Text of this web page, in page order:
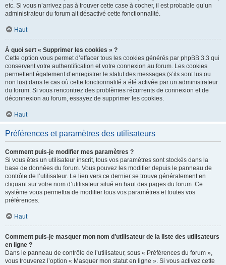
etc. Si vous n’arrivez pas à trouver cette case à cocher, il est probable qu’un
administrateur du forum ait désactivé cette fonctionnalité.
Haut
À quoi sert « Supprimer les cookies » ?
Cette option vous permet d’effacer tous les cookies générés par phpBB 3.3 qui
conservent votre authentification et votre connexion au forum. Les cookies
permettent également d’enregistrer le statut des messages (s’ils sont lus ou
non lus) dans le cas où cette fonctionnalité a été activée par un administrateur
du forum. Si vous rencontrez des problèmes récurrents de connexion et de
déconnexion au forum, essayez de supprimer les cookies.
Haut
Préférences et paramètres des utilisateurs
Comment puis-je modifier mes paramètres ?
Si vous êtes un utilisateur inscrit, tous vos paramètres sont stockés dans la
base de données du forum. Vous pouvez les modifier depuis le panneau de
contrôle de l’utilisateur. Le lien vers ce dernier se trouve généralement en
cliquant sur votre nom d’utilisateur situé en haut des pages du forum. Ce
système vous permettra de modifier tous vos paramètres et toutes vos
préférences.
Haut
Comment puis-je masquer mon nom d’utilisateur de la liste des utilisateurs
en ligne ?
Dans le panneau de contrôle de l’utilisateur, sous « Préférences du forum »,
vous trouverez l’option « Masquer mon statut en ligne ». Si vous activez cette